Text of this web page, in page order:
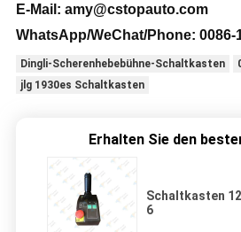
E-Mail: amy@cstopauto.com
WhatsApp/WeChat/Phone: 0086-
Dingli-Scherenhebebühne-Schaltkasten
jlg 1930es Schaltkasten
Erhalten Sie den
Schaltkasten
6